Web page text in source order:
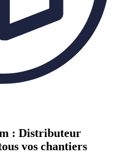
: Distributeur
vos chantiers